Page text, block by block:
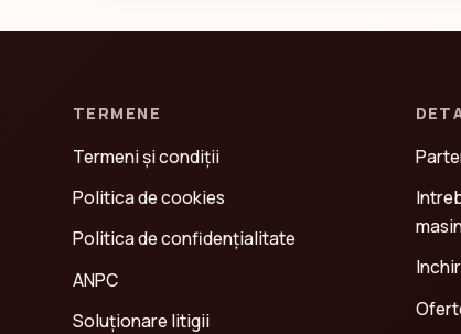
TERMENE
Termeni și condiții
Politica de cookies
Politica de confidenţialitate
ANPC
Soluționare litigii